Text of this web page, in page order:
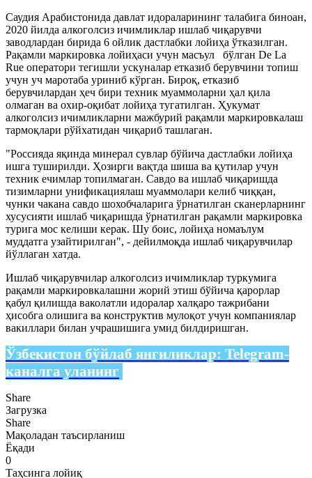
Саудия Арабистонида давлат идораларининг талабига биноан,
2020 йилда алкоголсиз ичимликлар ишлаб чиқарувчи
заводлардан бирида 6 ойлик дастлабки лойиҳа ўтказилган.
Рақамли маркировка лойиҳаси учун масъул бўлган De La
Rue оператори тегишли ускуналар етказиб берувчини топиш
учун уч маротаба уриниб кўрган. Бироқ, етказиб
берувчилардан ҳеч бири техник муаммоларни ҳал қила
олмаган ва охир-оқибат лойиҳа тугатилган. Ҳукумат
алкоголсиз ичимликларни мажбурий рақамли маркировкалаш
тармоқлари рўйхатидан чиқариб ташлаган.
"Россияда яқинда минерал сувлар бўйича дастлабки лойиҳа
ишга туширилди. Ҳозирги вақтда шиша ва қутилар учун
техник ечимлар топилмаган. Савдо ва ишлаб чиқаришда
тизимларни унификациялаш муаммолари келиб чиққан,
чунки чакана савдо шохобчаларига ўрнатилган сканерларнинг
хусусияти ишлаб чиқаришда ўрнатилган рақамли маркировка
турига мос келиши керак. Шу боис, лойиҳа номаълум
муддатга узайтирилган", - дейилмоқда ишлаб чиқарувчилар
йўллаган хатда.
Ишлаб чиқарувчилар алкоголсиз ичимликлар туркумига
рақамли маркировкалашни жорий этиш бўйича қарорлар
қабул қилишда ваколатли идоралар халқаро тажрибани
ҳисобга олишига ва конструктив мулоқот учун компаниялар
вакиллари билан учрашишига умид билдиришган.
Ўзбекистон бўйлаб янгиликлар: Telegram-
каналга уланинг
Share
Загрузка
Share
Мақоладан таъсирланиш
Ёқади
0
Таҳсинга лойиқ